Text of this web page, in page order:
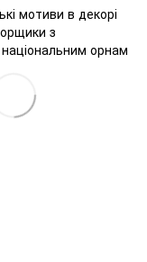
мотиви в декорі
з
орнам